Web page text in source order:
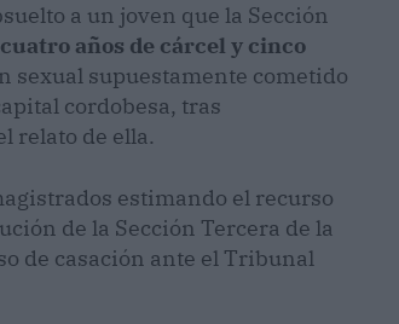
a un joven que la Sección
años de cárcel y cinco
sexual supuestamente cometido
cordobesa, tras
relato de ella.
estimando el recurso
de la Sección Tercera de la
de casación ante el Tribunal